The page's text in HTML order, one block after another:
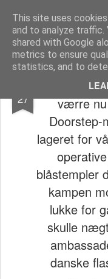
This site uses
and to analyze traffic.
shared with Google
metrics to ensure
statistics, and to
Pages
27
⚠️⚔️🐻 ~
værre nu
Doorstep-
lageret for
blåstempler
kampen
lukke for
skulle
danske